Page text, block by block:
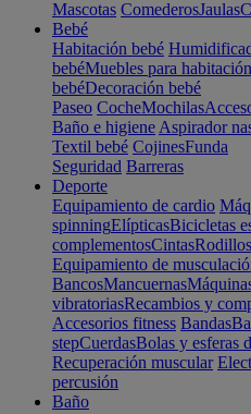
Mascotas ComederosJaulas
Bebé
Habitación bebé
bebéMuebles para
bebéDecoración bebé
Paseo CocheMochilas
Baño e higiene Aspirador
Textil bebé CojinesFunda
Seguridad Barreras
Deporte
Equipamiento de cardio
spinningElípticasBicicletas
complementosCintasRodillos
Equipamiento de
BancosMancuernas
vibratoriasRecambios y
Accesorios fitness Bandas
stepCuerdasBolas y esferas
Recuperación muscular
percusión
Baño